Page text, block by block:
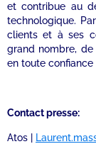
et contribue au
technologique.
clients et à ses
grand nombre,
en toute confiance
Contact presse:
Atos |